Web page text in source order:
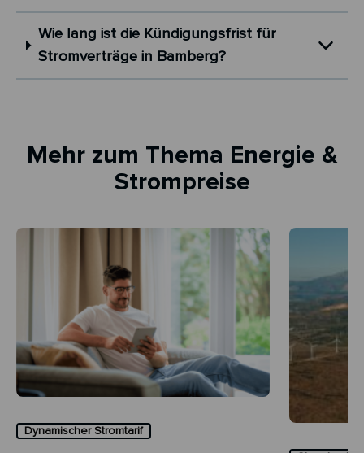
Wie lang ist die Kündigungsfrist für
Stromverträge in Bamberg?
Mehr zum Thema Energie &
Strompreise
Dynamischer Stromtarif